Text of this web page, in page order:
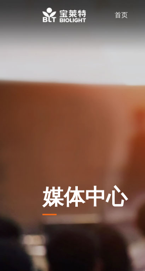
首页
媒体中心